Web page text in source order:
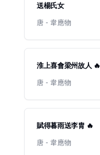
送楊氏女
唐 - 韋應物
淮上喜會梁州故人 🔥
唐 - 韋應物
賦得暮雨送李胄 🔥
唐 - 韋應物